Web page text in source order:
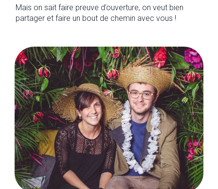
Mais on sait faire preuve d’ouverture, on veut bien
partager et faire un bout de chemin avec vous !